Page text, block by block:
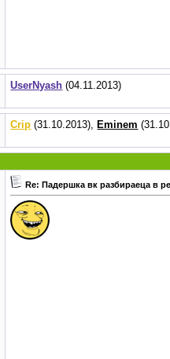
UserNyash (04.11.2013)
Crip (31.10.2013), Eminem
Re: Падершка вк разбираеца в